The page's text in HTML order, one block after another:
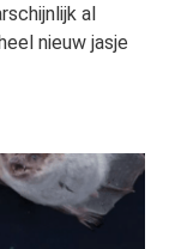
al
nieuw jasje